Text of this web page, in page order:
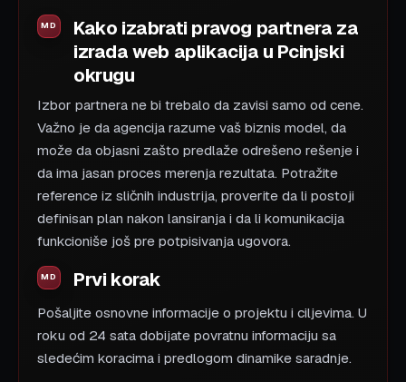
Kako izabrati pravog partnera za
izrada web aplikacija u Pcinjski
okrugu
Izbor partnera ne bi trebalo da zavisi samo od cene.
Važno je da agencija razume vaš biznis model, da
može da objasni zašto predlaže odrešeno rešenje i
da ima jasan proces merenja rezultata. Potražite
reference iz sličnih industrija, proverite da li postoji
definisan plan nakon lansiranja i da li komunikacija
funkcioniše još pre potpisivanja ugovora.
Prvi korak
Pošaljite osnovne informacije o projektu i ciljevima. U
roku od 24 sata dobijate povratnu informaciju sa
sledećim koracima i predlogom dinamike saradnje.